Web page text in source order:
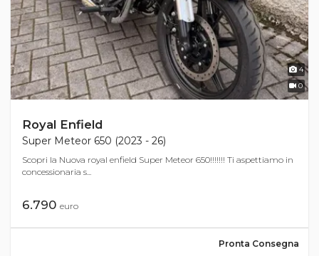
4
0
Royal Enfield
Super Meteor 650 (2023 - 26)
Scopri la Nuova royal enfield Super Meteor 650!!!!!!! Ti aspettiamo in
concessionaria s...
6.790 euro
Pronta Consegna